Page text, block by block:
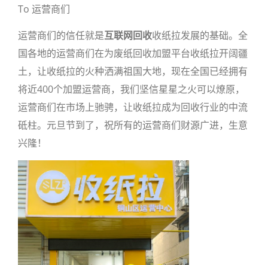
To 运营商们
运营商们的信任就是互联网回收收纸拉发展的基础。全
国各地的运营商们在为废纸回收加盟平台收纸拉开阔疆
土，让收纸拉的火种洒满祖国大地，现在全国已经拥有
将近400个加盟运营商，我们坚信星星之火可以燎原，
运营商们在市场上驰骋，让收纸拉成为回收行业的中流
砥柱。元旦节到了，祝所有的运营商们财源广进，生意
兴隆！